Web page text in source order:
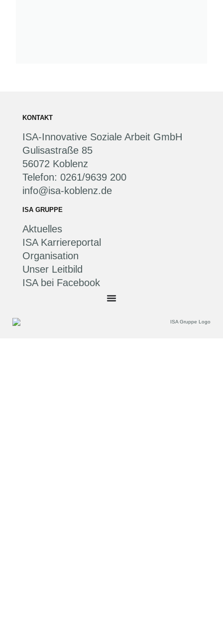
KONTAKT
ISA-Innovative Soziale Arbeit GmbH
Gulisastraße 85
56072 Koblenz
Telefon: 0261/9639 200
info@isa-koblenz.de
ISA GRUPPE
Aktuelles
ISA Karriereportal
Organisation
Unser Leitbild
ISA bei Facebook